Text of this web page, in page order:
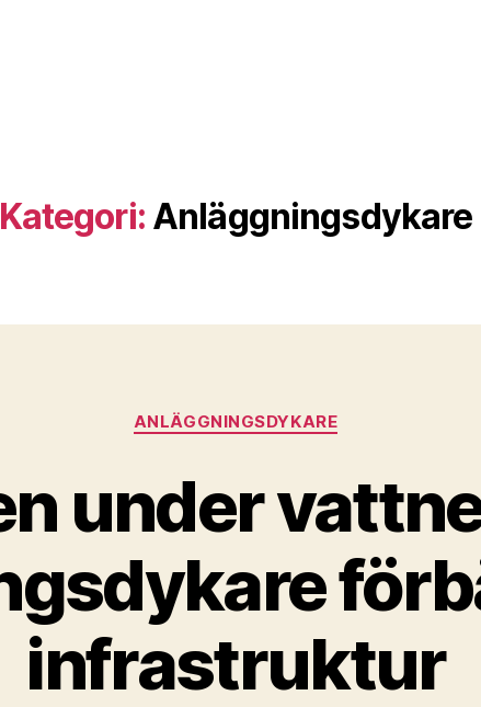
Kategori: Anläggningsdykare
Kategorier
ANLÄGGNINGSDYKARE
under
infrastruktur